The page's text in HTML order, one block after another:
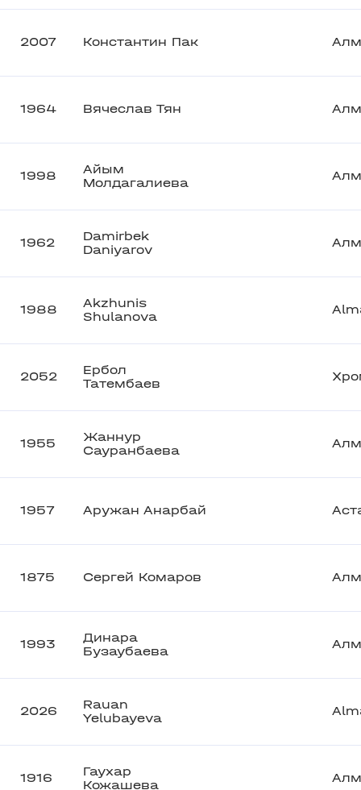
2007 Константин Пак
1964 Вячеслав Тян
1998
Айым
Молдагалиева
1962
Damirbek
Daniyarov
1988
Akzhunis
Shulanova
2052
Ербол
Татембаев
1955
Жаннур
Сауранбаева
1957 Аружан Анарбай
1875 Сергей Комаров
1993
Динара
Бузаубаева
2026
Rauan
Yelubayeva
1916
Гаухар
Кожашева